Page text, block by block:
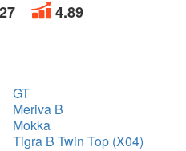
27 4.89
GT
Meriva B
Mokka
Tigra B Twin Top (X04)